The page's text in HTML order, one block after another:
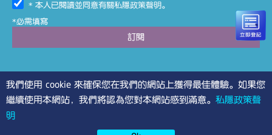
我們使用 cookie 來確保您在我們的網站上獲得最佳體驗。如果您
繼續使用本網站，我們將認為您對本網站感到滿意。 私隱政策聲
明
* 本人已閱讀並同意有關私隱政策聲明。
*必需填寫